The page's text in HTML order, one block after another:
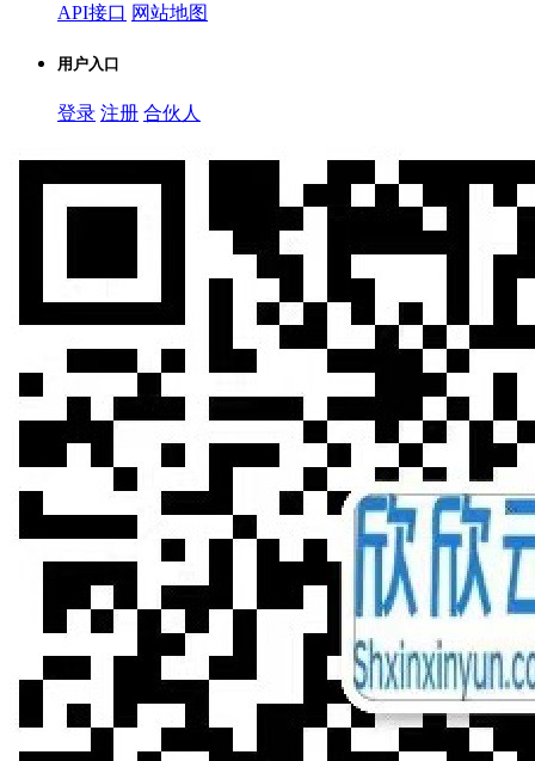
API接口 网站地图
用户入口
登录 注册 合伙人